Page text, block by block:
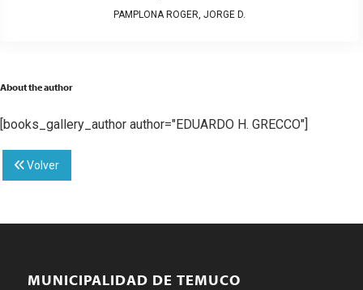
PAVLOV, DINKO
About the author
[books_gallery_author author="EDUARDO H. GRECCO"]
Volver
MUNICIPALIDAD DE TEMUCO